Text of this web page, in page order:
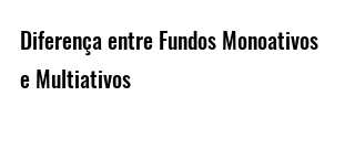
Diferença entre Fundos Monoativos
e Multiativos